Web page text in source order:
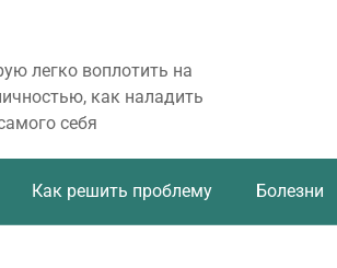
легко воплотить на
как наладить
себя
Как решить проблему Болезни